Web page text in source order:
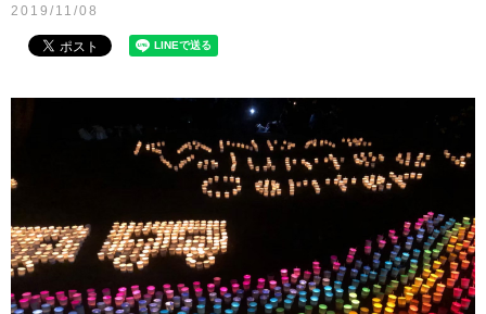
2019/11/08